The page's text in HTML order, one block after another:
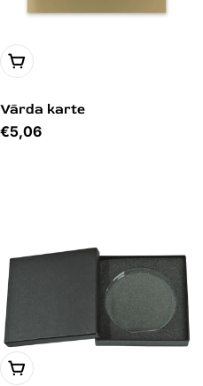
IZVĒLIES VARIANTU
Vārda karte
Cena
€5,06
PIEVIENOT GROZAM